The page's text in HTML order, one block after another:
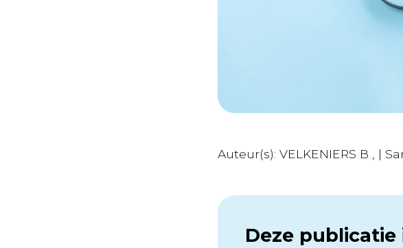
Auteur(s): VELKENIERS B , |
Deze